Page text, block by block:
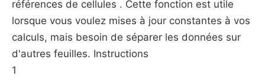
références de cellules . Cette fonction est utile
lorsque vous voulez mises à jour constantes à vos
calculs, mais besoin de séparer les données sur
d'autres feuilles. Instructions
1